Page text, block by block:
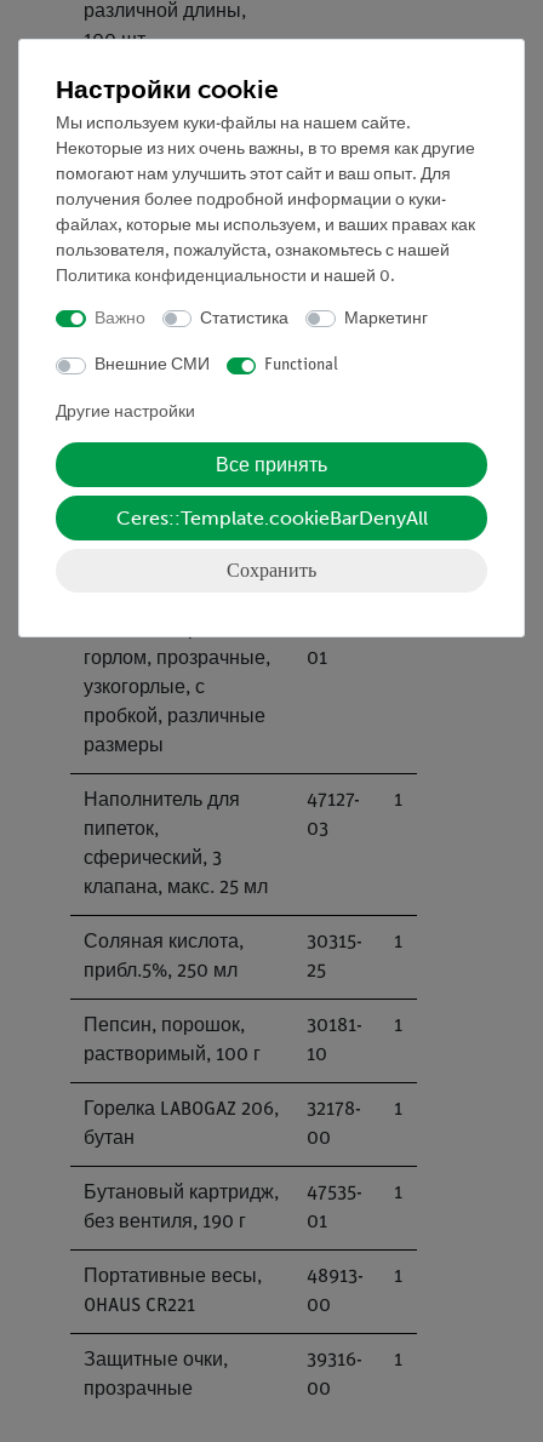
различной длины,
100 шт.
Штатив для 6
пробирок,
деревянный d = 22
мм
11
Кольцевой
держатель, d=130 мм,
37722-
1
-10...+110 °C
00
Стеклянный
стержень, l=200 мм,
40485-
03
1
горлом, прозрачные,
узкогорлые, с
пробкой, различные
размеры
01
Наполнитель для
пипеток,
сферический, 3
клапана, макс. 25 мл
47127-
03
1
Соляная кислота,
прибл.5%, 250 мл
30315-
25
1
Пепсин, порошок,
растворимый, 100 г
30181-
10
1
Горелка LABOGAZ 206,
бутан
32178-
00
1
Бутановый картридж,
без вентиля, 190 г
47535-
01
1
Портативные весы,
OHAUS CR221
48913-
00
1
Защитные очки,
прозрачные
39316-
00
1
Настройки cookie
Мы используем куки-файлы на нашем сайте.
Некоторые из них очень важны, в то время как другие
помогают нам улучшить этот сайт и ваш опыт. Для
получения более подробной информации о куки-
файлах, которые мы используем, и ваших правах как
пользователя, пожалуйста, ознакомьтесь с нашей
Политика конфиденциальности и нашей 0.
Важно Статистика Маркетинг
Внешние СМИ Functional
Другие настройки
Все принять
Ceres::Template.cookieBarDenyAll
Сохранить